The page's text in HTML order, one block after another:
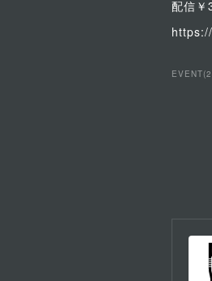
配信￥
EVENT(